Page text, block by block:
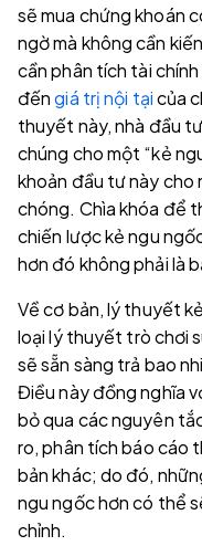
sẽ mua chứng khoán
ngờ mà không cần
cần phân tích tài
đếngiá trị nội tạicủa
thuyết này, nhà đầu
chúng cho một “kẻ
khoản đầu tư này cho
chóng. Chìa khóa để
chiến lược kẻ ngu
hơn đó không phải là
Về cơ bản, lý thuyết
loại lý thuyết trò chơi
sẽ sẵn sàng trả bao
Điều này đồng nghĩa
bỏ qua các nguyên
ro, phân tích báo cáo
bản khác; do đó,
ngu ngốc hơn có thể
chỉnh.